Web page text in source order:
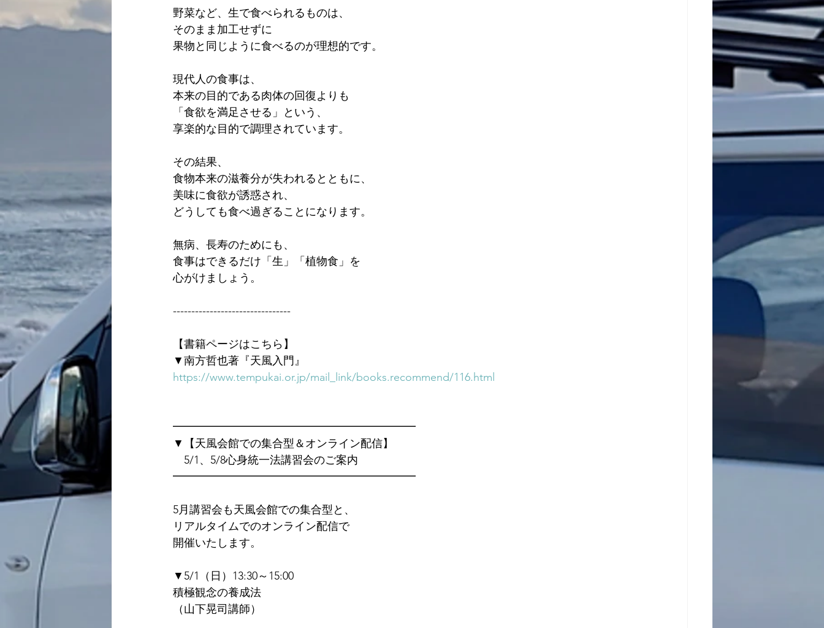
野菜など、生で食べられるものは、
そのまま加工せずに
果物と同じように食べるのが理想的です。
現代人の食事は、
本来の目的である肉体の回復よりも
「食欲を満足させる」という、
享楽的な目的で調理されています。
その結果、
食物本来の滋養分が失われるとともに、
美味に食欲が誘惑され、
どうしても食べ過ぎることになります。
無病、長寿のためにも、
食事はできるだけ「生」「植物食」を
心がけましょう。
--------------------------------
【書籍ページはこちら】
▼南方哲也著『天風入門』
https://www.tempukai.or.jp/mail_link/books.recommend/116.html
━━━━━━━━━━━━━━━━━━━━━━
▼【天風会館での集合型＆オンライン配信】
5/1、5/8心身統一法講習会のご案内
━━━━━━━━━━━━━━━━━━━━━━
5月講習会も天風会館での集合型と、
リアルタイムでのオンライン配信で
開催いたします。
▼5/1（日）13:30～15:00
積極観念の養成法
（山下晃司講師）